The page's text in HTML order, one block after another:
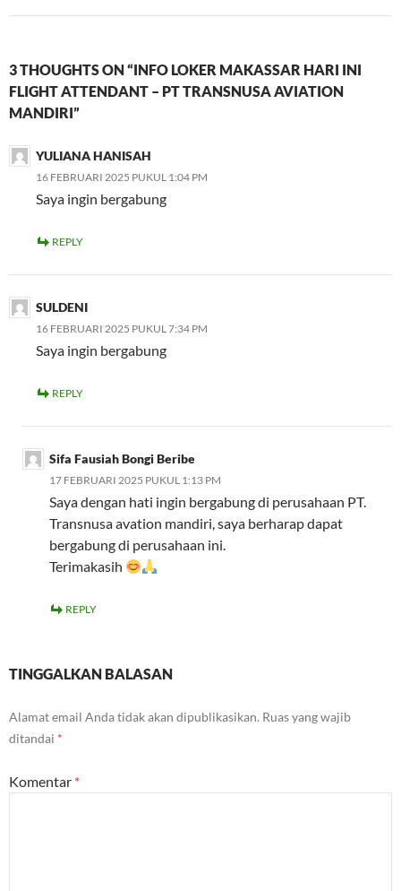
3 THOUGHTS ON “INFO LOKER MAKASSAR HARI INI
FLIGHT ATTENDANT – PT TRANSNUSA AVIATION
MANDIRI”
YULIANA HANISAH
16 FEBRUARI 2025 PUKUL 1:04 PM
Saya ingin bergabung
REPLY
SULDENI
16 FEBRUARI 2025 PUKUL 7:34 PM
Saya ingin bergabung
REPLY
Sifa Fausiah Bongi Beribe
17 FEBRUARI 2025 PUKUL 1:13 PM
Saya dengan hati ingin bergabung di perusahaan PT.
Transnusa avation mandiri, saya berharap dapat
bergabung di perusahaan ini.
Terimakasih
REPLY
TINGGALKAN BALASAN
Alamat email Anda tidak akan dipublikasikan. Ruas yang wajib
ditandai *
Komentar *